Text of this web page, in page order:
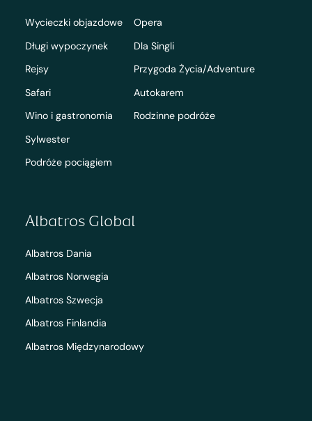
Wycieczki objazdowe
Długi wypoczynek
Rejsy
Safari
Wino i gastronomia
Sylwester
Podróże pociągiem
Opera
Dla Singli
Przygoda Życia/Adventure
Autokarem
Rodzinne podróże
Albatros Global
Albatros Dania
Albatros Norwegia
Albatros Szwecja
Albatros Finlandia
Albatros Międzynarodowy